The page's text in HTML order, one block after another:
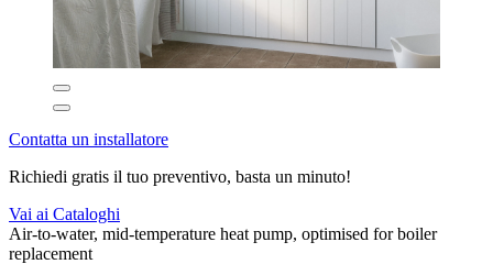
Contatta un installatore
Richiedi gratis il tuo preventivo, basta un minuto!
Vai ai Cataloghi
Air-to-water, mid-temperature heat pump, optimised for boiler
replacement